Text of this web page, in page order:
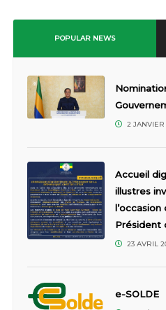
POPULAR NEWS
2 JANVIER
Accueil
illustres
l’occasion
Président
23 AVRIL
e-SOLDE